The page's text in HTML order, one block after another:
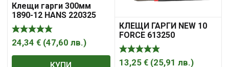
Клещи гарги 300мм
1890-12 HANS 220325
24,34 € (47,60 лв.)
КЛЕЩИ ГАРГИ NEW 10
FORCE 613250
13,25 € (25,91 лв.)